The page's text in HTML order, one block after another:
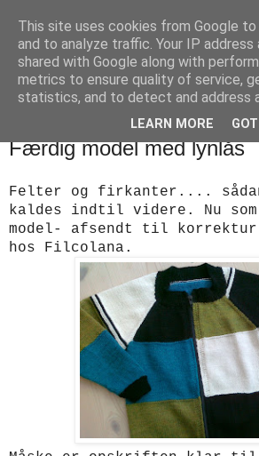
designstrik.dk
.... en side om en
Færdig model med lynlås
Felter og firkanter....
kaldes indtil videre. Nu
model- afsendt til
hos Filcolana.
This site uses cookies from Google
and to analyze traffic. Your IP address
shared with Google along with
metrics to ensure quality of service,
statistics, and to detect and address
LEARN MORE